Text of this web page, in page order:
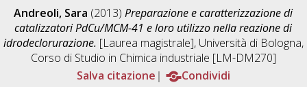
Andreoli, Sara (2013)Preparazione e caratterizzazione di
catalizzatori PdCu/MCM-41 e loro utilizzo nella reazione di
idrodeclorurazione. [Laurea magistrale], Università di Bologna,
Corso di Studio in Chimica industriale [LM-DM270]
Salva citazione
Condividi